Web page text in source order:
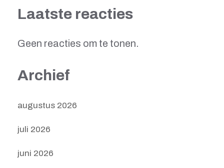
Laatste reacties
Geen reacties om te tonen.
Archief
augustus 2026
juli 2026
juni 2026